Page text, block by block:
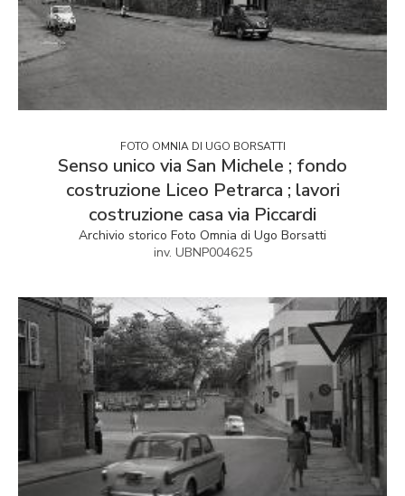
FOTO OMNIA DI UGO BORSATTI
Senso unico via San Michele ; fondo
costruzione Liceo Petrarca ; lavori
costruzione casa via Piccardi
Archivio storico Foto Omnia di Ugo Borsatti
inv. UBNP004625